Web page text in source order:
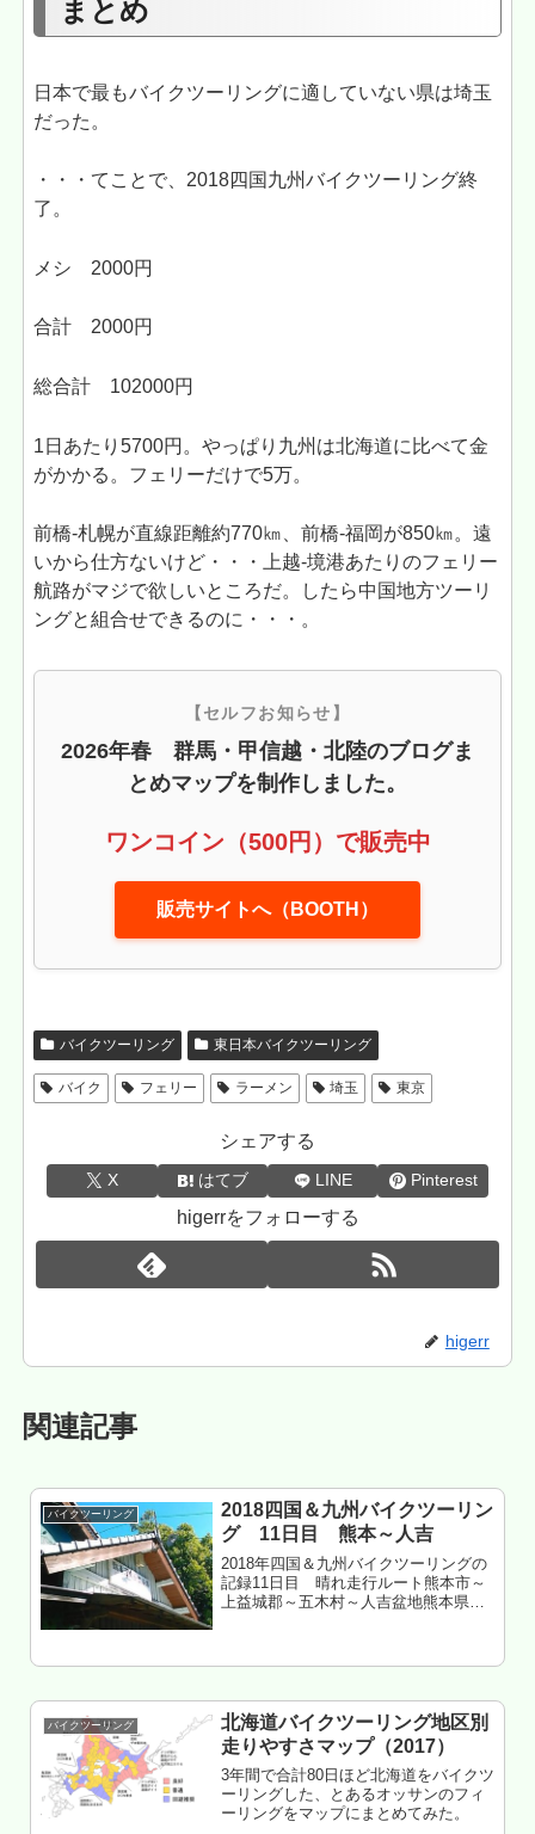
まとめ
日本で最もバイクツーリングに適していない県は埼玉
だった。
・・・てことで、2018四国九州バイクツーリング終
了。
メシ 2000円
合計 2000円
総合計 102000円
1日あたり5700円。やっぱり九州は北海道に比べて金
がかかる。フェリーだけで5万。
前橋-札幌が直線距離約770㎞、前橋-福岡が850㎞。遠
いから仕方ないけど・・・上越-境港あたりのフェリー
航路がマジで欲しいところだ。したら中国地方ツーリ
ングと組合せできるのに・・・。
【セルフお知らせ】
2026年春 群馬・甲信越・北陸のブログま
とめマップを制作しました。
ワンコイン（500円）で販売中
販売サイトへ（BOOTH）
バイクツーリング 東日本バイクツーリング
バイク フェリー ラーメン 埼玉 東京
シェアする
X はてブ LINE Pinterest
higerrをフォローする
higerr
関連記事
バイクツーリング
2018四国＆九州バイクツーリン
グ 11日目 熊本～人吉
2018年四国＆九州バイクツーリングの
記録11日目 晴れ走行ルート熊本市～
上益城郡～五木村～人吉盆地熊本県球
バイクツーリング
北海道バイクツーリング地区別
走りやすさマップ（2017）
3年間で合計80日ほど北海道をバイクツ
ーリングした、とあるオッサンのフィ
ーリングをマップにまとめてみた。